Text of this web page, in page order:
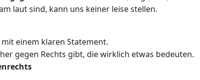
laut sind, kann uns keiner leise stellen.
einem klaren Statement.
gegen Rechts gibt, die wirklich etwas bedeuten.